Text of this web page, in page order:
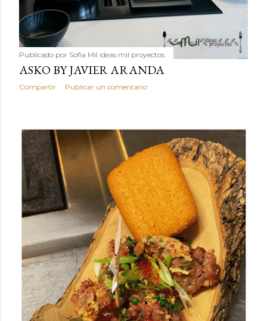
Publicado por Sofía Mil ideas mil proyectos
ASKO BY JAVIER ARANDA
Compartir Publicar un comentario